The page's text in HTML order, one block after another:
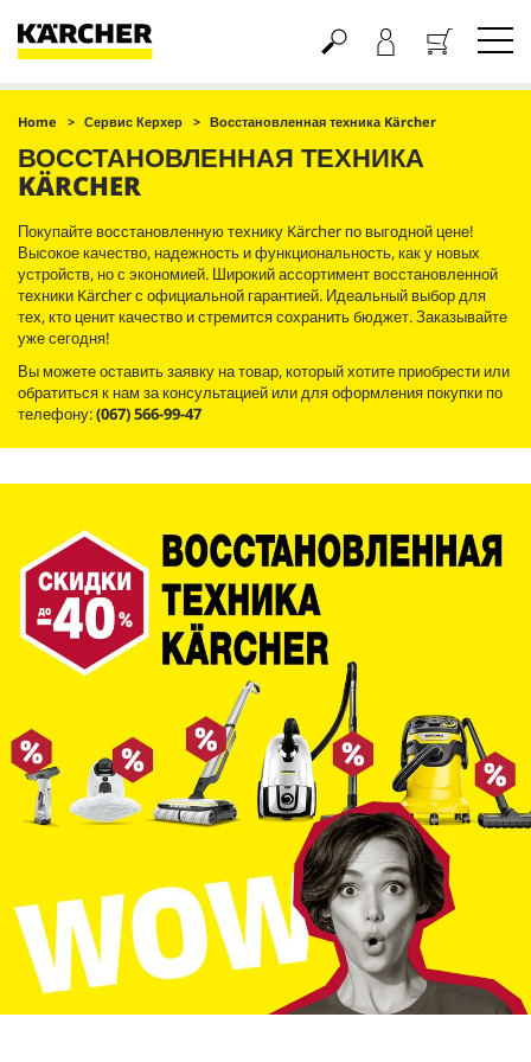
Корзина
Home Сервис Керхер Восстановленная техника Kärcher
ВОССТАНОВЛЕННАЯ ТЕХНИКА
KÄRCHER
Покупайте восстановленную технику Kärcher по выгодной цене!
Высокое качество, надежность и функциональность, как у новых
устройств, но с экономией. Широкий ассортимент восстановленной
техники Kärcher с официальной гарантией. Идеальный выбор для
тех, кто ценит качество и стремится сохранить бюджет. Заказывайте
уже сегодня!
Вы можете оставить заявку на товар, который хотите приобрести или
обратиться к нам за консультацией или для оформления покупки по
телефону:(067) 566-99-47